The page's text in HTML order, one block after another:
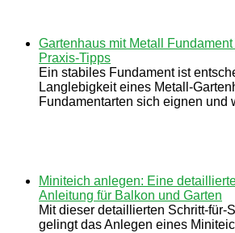
Gartenhaus mit Metall
Praxis-Tipps
Ein stabiles Fundament ist
Langlebigkeit eines Metall-
Fundamentarten sich eignen und
Miniteich anlegen: Eine
Anleitung für Balkon und Garten
Mit dieser detaillierten Schritt-für-
gelingt das Anlegen eines